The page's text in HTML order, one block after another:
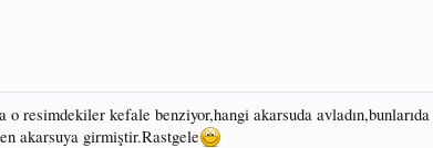
resimdekiler kefale benziyor,hangi akarsuda avladın,bunlarıda
akarsuya girmiştir.Rastgele